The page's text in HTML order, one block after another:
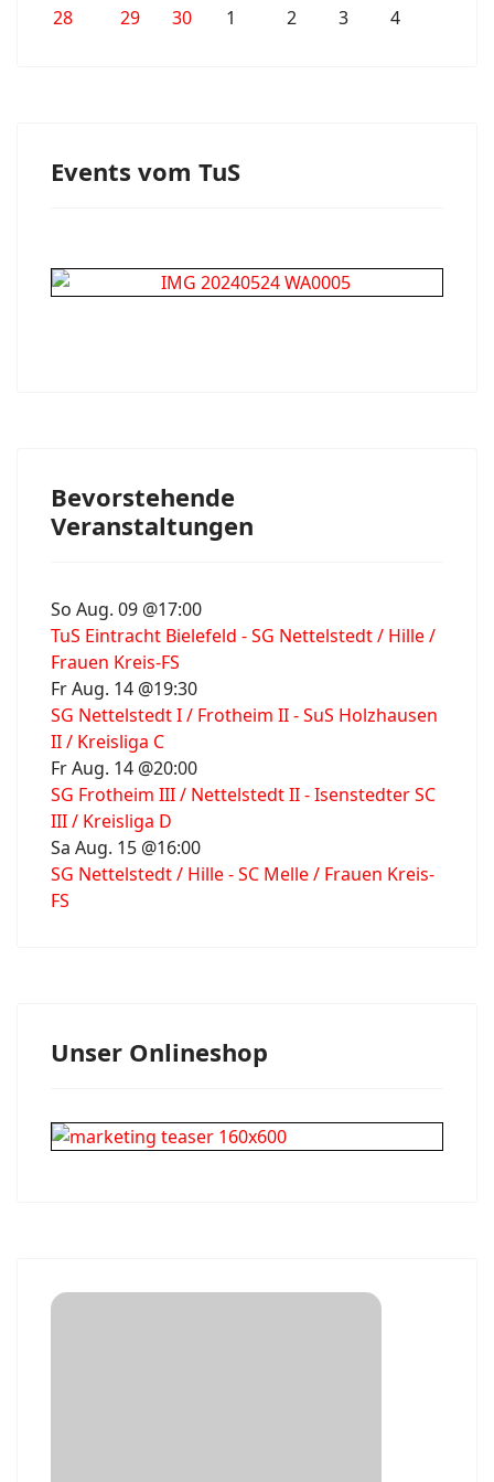
28
29 30 1 2 3 4
Events vom TuS
Bevorstehende
Veranstaltungen
So Aug. 09 @17:00
TuS Eintracht Bielefeld - SG Nettelstedt / Hille /
Frauen Kreis-FS
Fr Aug. 14 @19:30
SG Nettelstedt I / Frotheim II - SuS Holzhausen
II / Kreisliga C
Fr Aug. 14 @20:00
SG Frotheim III / Nettelstedt II - Isenstedter SC
III / Kreisliga D
Sa Aug. 15 @16:00
SG Nettelstedt / Hille - SC Melle / Frauen Kreis-
FS
Unser Onlineshop